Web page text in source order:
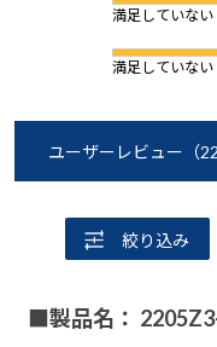
満足していない
満足していない
ユーザーレビュー （
絞り込み
■製品名：